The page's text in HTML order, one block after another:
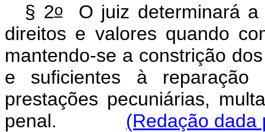
§ 2oO juiz determinará a
direitos e valores quando
mantendo-se a constrição
e suficientes à
prestações pecuniárias,
penal. (Redação dada